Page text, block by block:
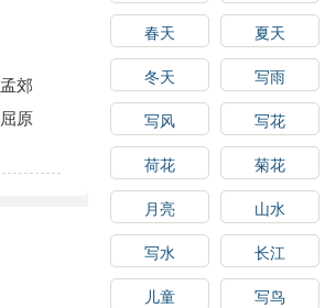
孟郊
屈原
春天
夏天
冬天
写雨
写风
写花
荷花
菊花
月亮
山水
写水
长江
儿童
写鸟